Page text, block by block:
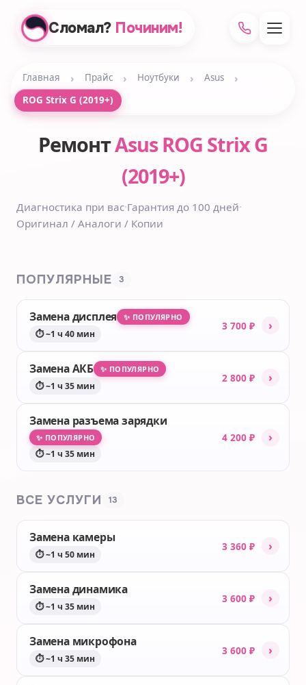
Сломал? Починим!
Главная › Прайс › Ноутбуки › Asus ›
ROG Strix G (2019+)
РемонтAsus ROG Strix G
(2019+)
Диагностика при вас·Гарантия до 100 дней·
Оригинал / Аналоги / Копии
ПОПУЛЯРНЫЕ 3
Замена дисплея ✨ ПОПУЛЯРНО
⏱ ~1 ч 40 мин
3 700 ₽ ›
Замена АКБ ✨ ПОПУЛЯРНО
⏱ ~1 ч 35 мин
2 800 ₽ ›
Замена разъема зарядки
✨ ПОПУЛЯРНО
⏱ ~1 ч 35 мин
4 200 ₽ ›
ВСЕ УСЛУГИ 13
Замена камеры
⏱ ~1 ч 50 мин
3 360 ₽ ›
Замена динамика
⏱ ~1 ч 35 мин
3 600 ₽ ›
Замена микрофона
⏱ ~1 ч 35 мин
3 600 ₽ ›